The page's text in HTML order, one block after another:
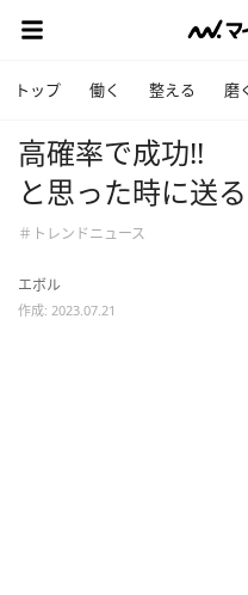
トップ 働く 整える 磨
高確率で成功!!
と思った時に送
＃トレンドニュース
エボル
作成: 2023.07.21